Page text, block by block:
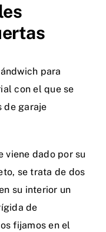
para
con el que se
de garaje
viene dado por su
se trata de dos
su interior un
de
fijamos en el